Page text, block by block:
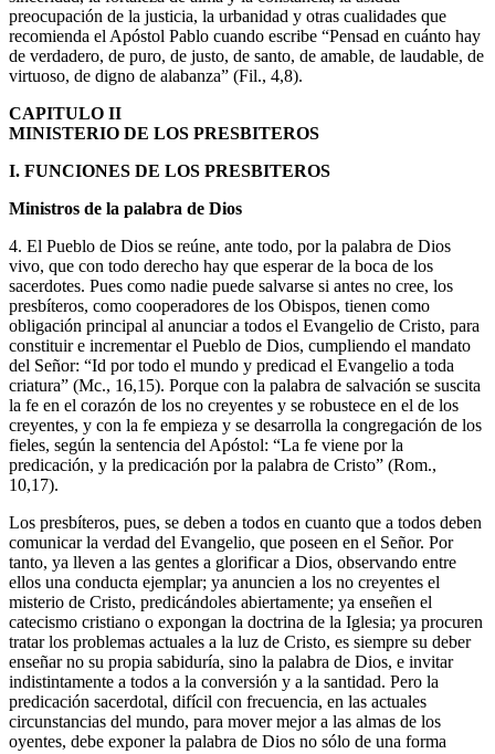
preocupación de la justicia, la urbanidad y otras cualidades que
recomienda el Apóstol Pablo cuando escribe “Pensad en cuánto hay
de verdadero, de puro, de justo, de santo, de amable, de laudable, de
virtuoso, de digno de alabanza” (Fil., 4,8).
CAPITULO II
MINISTERIO DE LOS PRESBITEROS
I. FUNCIONES DE LOS PRESBITEROS
Ministros de la palabra de Dios
4. El Pueblo de Dios se reúne, ante todo, por la palabra de Dios
vivo, que con todo derecho hay que esperar de la boca de los
sacerdotes. Pues como nadie puede salvarse si antes no cree, los
presbíteros, como cooperadores de los Obispos, tienen como
obligación principal al anunciar a todos el Evangelio de Cristo, para
constituir e incrementar el Pueblo de Dios, cumpliendo el mandato
del Señor: “Id por todo el mundo y predicad el Evangelio a toda
criatura” (Mc., 16,15). Porque con la palabra de salvación se suscita
la fe en el corazón de los no creyentes y se robustece en el de los
creyentes, y con la fe empieza y se desarrolla la congregación de los
fieles, según la sentencia del Apóstol: “La fe viene por la
predicación, y la predicación por la palabra de Cristo” (Rom.,
10,17).
Los presbíteros, pues, se deben a todos en cuanto que a todos deben
comunicar la verdad del Evangelio, que poseen en el Señor. Por
tanto, ya lleven a las gentes a glorificar a Dios, observando entre
ellos una conducta ejemplar; ya anuncien a los no creyentes el
misterio de Cristo, predicándoles abiertamente; ya enseñen el
catecismo cristiano o expongan la doctrina de la Iglesia; ya procuren
tratar los problemas actuales a la luz de Cristo, es siempre su deber
enseñar no su propia sabiduría, sino la palabra de Dios, e invitar
indistintamente a todos a la conversión y a la santidad. Pero la
predicación sacerdotal, difícil con frecuencia, en las actuales
circunstancias del mundo, para mover mejor a las almas de los
oyentes, debe exponer la palabra de Dios no sólo de una forma